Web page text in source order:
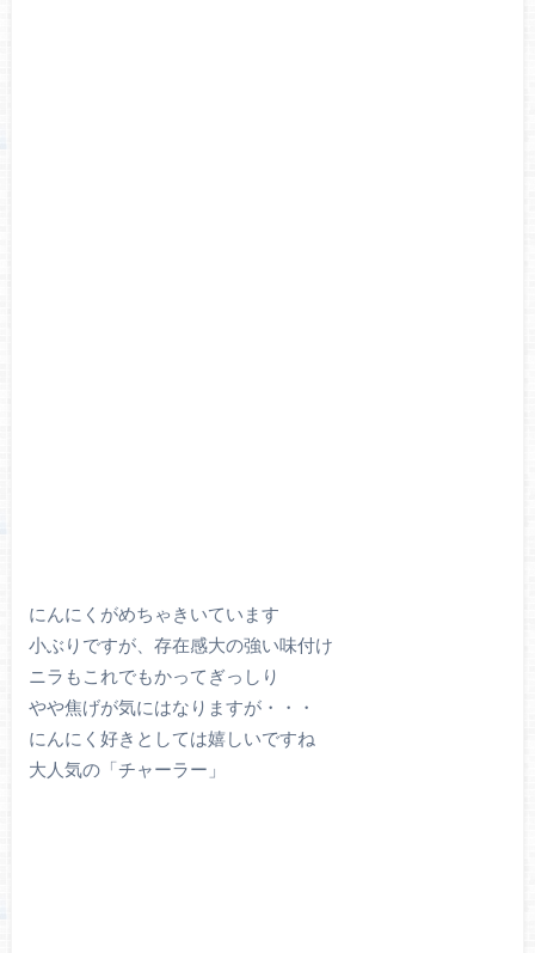
にんにくがめちゃきいています
小ぶりですが、存在感大の強い味付け
ニラもこれでもかってぎっしり
やや焦げが気にはなりますが・・・
にんにく好きとしては嬉しいですね
大人気の「チャーラー」